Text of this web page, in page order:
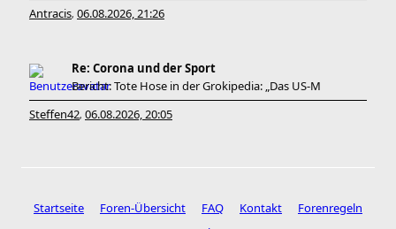
Antracis, 06.08.2026, 21:26
Re: Corona und der Sport
Bericht: Tote Hose in der Grokipedia: „Das US-M
Steffen42, 06.08.2026, 20:05
Startseite Foren-Übersicht FAQ Kontakt
Forenregeln